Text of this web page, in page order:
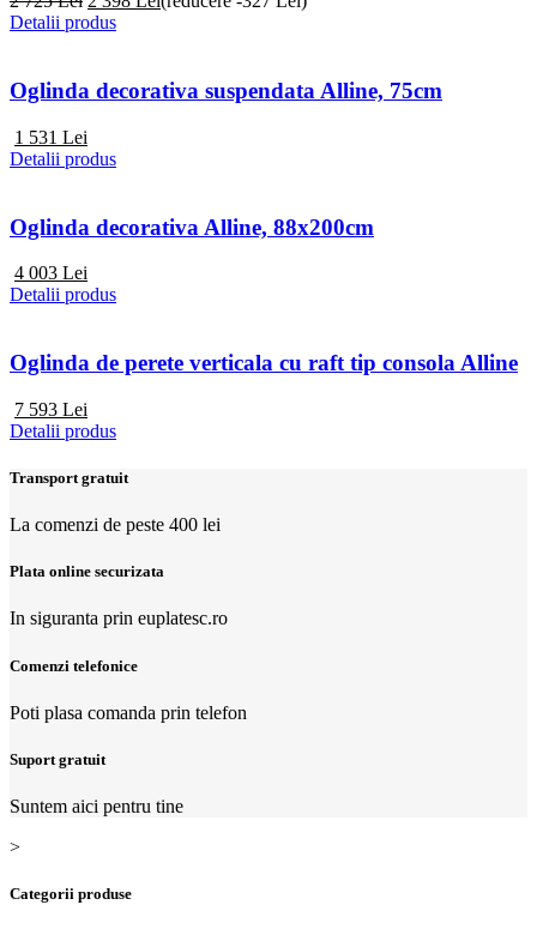
Detalii produs
Oglinda decorativa suspendata Alline, 75cm
1 531 Lei
Detalii produs
Oglinda decorativa Alline, 88x200cm
4 003 Lei
Detalii produs
Oglinda de perete verticala cu raft tip consola Alline
7 593 Lei
Detalii produs
Transport gratuit
La comenzi de peste 400 lei
Plata online securizata
In siguranta prin euplatesc.ro
Comenzi telefonice
Poti plasa comanda prin telefon
Suport gratuit
Suntem aici pentru tine
>
Categorii produse